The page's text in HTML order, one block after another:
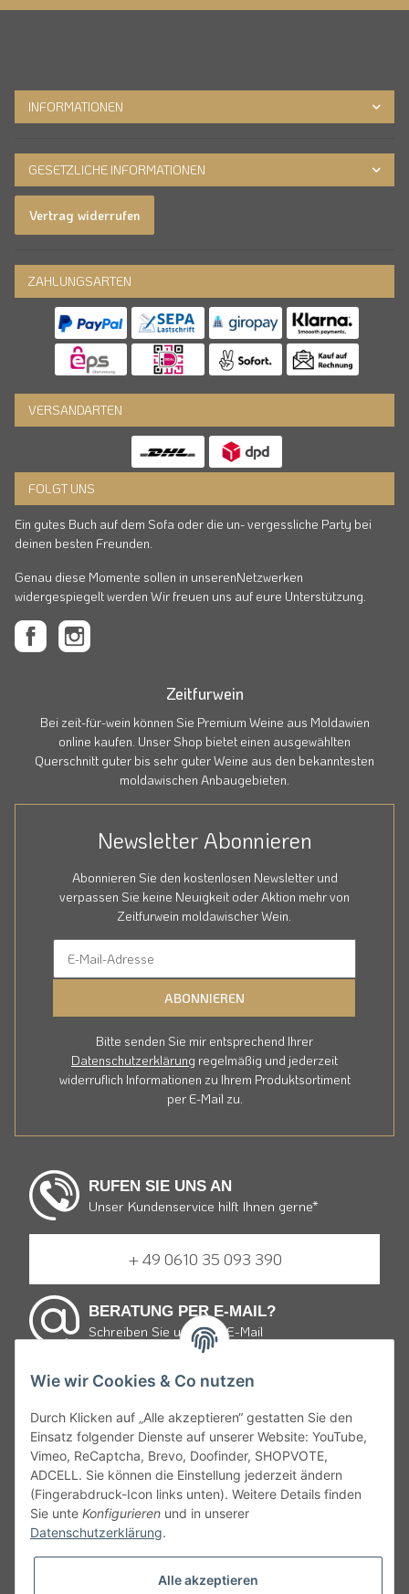
INFORMATIONEN
GESETZLICHE INFORMATIONEN
Vertrag widerrufen
ZAHLUNGSARTEN
VERSANDARTEN
FOLGT UNS
Ein gutes Buch auf dem Sofa oder die un- vergessliche Party bei
deinen besten Freunden.
Genau diese Momente sollen in unserenNetzwerken
widergespiegelt werden Wir freuen uns auf eure Unterstützung.
Zeitfurwein
Bei zeit-für-wein können Sie Premium Weine aus Moldawien
online kaufen. Unser Shop bietet einen ausgewählten
Querschnitt guter bis sehr guter Weine aus den bekanntesten
moldawischen Anbaugebieten.
Newsletter Abonnieren
Abonnieren Sie den kostenlosen Newsletter und
verpassen Sie keine Neuigkeit oder Aktion mehr von
Zeitfurwein moldawischer Wein.
ABONNIEREN
Bitte senden Sie mir entsprechend Ihrer
Datenschutzerklärungregelmäßig und jederzeit
widerruflich Informationen zu Ihrem Produktsortiment
per E-Mail zu.
RUFEN SIE UNS AN
Unser Kundenservice hilft Ihnen gerne*
+ 49 0610 35 093 390
BERATUNG PER E-MAIL?
Schreiben Sie uns eine E-Mail
E-mail schreiben
* von Montag bis Freitag 9:30 bis 19:00 Uhr und Samstag
von 10:00 bis 15:00 Uhr zum Ortstarif.
Gemäß § 9 JuSchG dürfen Bier, Wein, weinähnliche Getränke
und Schaumwein sowie Mischungen mit diesen an Kinder und
Wie wir Cookies & Co nutzen
Durch Klicken auf „Alle akzeptieren“ gestatten Sie den
Einsatz folgender Dienste auf unserer Website: YouTube,
Vimeo, ReCaptcha, Brevo, Doofinder, SHOPVOTE,
ADCELL. Sie können die Einstellung jederzeit ändern
(Fingerabdruck-Icon links unten). Weitere Details finden
Sie unte Konfigurieren und in unserer
Datenschutzerklärung.
Alle akzeptieren